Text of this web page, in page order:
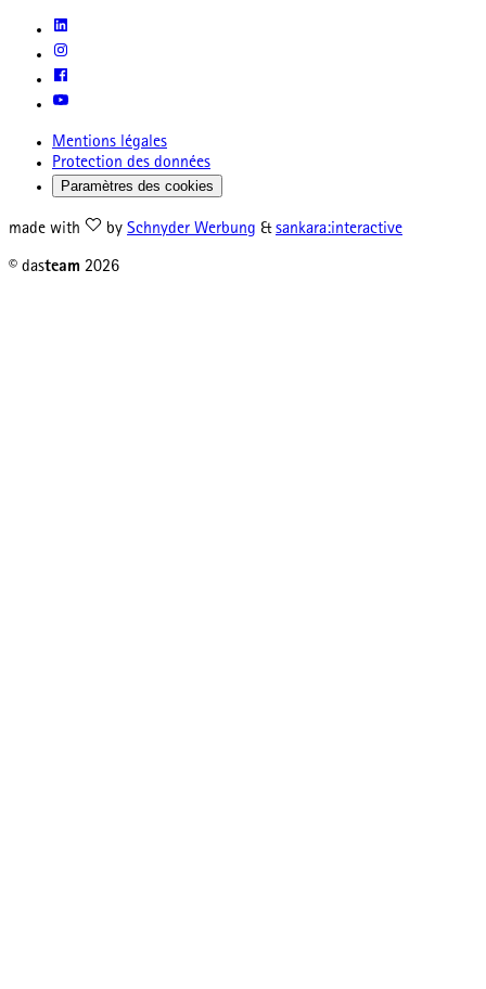
Mentions légales
Protection des données
Paramètres des cookies
made with by Schnyder Werbung & sankara:interactive
© dasteam 2026